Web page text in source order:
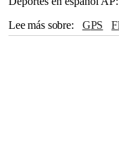
Lee más sobre
GPS